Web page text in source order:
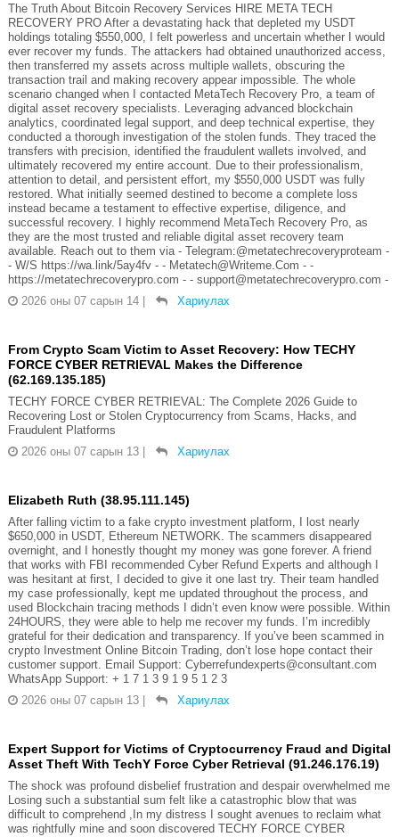
The Truth About Bitcoin Recovery Services HIRE META TECH
RECOVERY PRO After a devastating hack that depleted my USDT
holdings totaling $550,000, I felt powerless and uncertain whether I would
ever recover my funds. The attackers had obtained unauthorized access,
then transferred my assets across multiple wallets, obscuring the
transaction trail and making recovery appear impossible. The whole
scenario changed when I contacted MetaTech Recovery Pro, a team of
digital asset recovery specialists. Leveraging advanced blockchain
analytics, coordinated legal support, and deep technical expertise, they
conducted a thorough investigation of the stolen funds. They traced the
transfers with precision, identified the fraudulent wallets involved, and
ultimately recovered my entire account. Due to their professionalism,
attention to detail, and persistent effort, my $550,000 USDT was fully
restored. What initially seemed destined to become a complete loss
instead became a testament to effective expertise, diligence, and
successful recovery. I highly recommend MetaTech Recovery Pro, as
they are the most trusted and reliable digital asset recovery team
available. Reach out to them via - Telegram:@metatechrecoveryproteam -
- W/S https://wa.link/5ay4fv - - Metatech@Writeme.Com - -
https://metatechrecoverypro.com - - support@metatechrecoverypro.com -
2026 оны 07 сарын 14 | Хариулах
From Crypto Scam Victim to Asset Recovery: How TECHY
FORCE CYBER RETRIEVAL Makes the Difference
(62.169.135.185)
TECHY FORCE CYBER RETRIEVAL: The Complete 2026 Guide to
Recovering Lost or Stolen Cryptocurrency from Scams, Hacks, and
Fraudulent Platforms
2026 оны 07 сарын 13 | Хариулах
Elizabeth Ruth (38.95.111.145)
After falling victim to a fake crypto investment platform, I lost nearly
$650,000 in USDT, Ethereum NETWORK. The scammers disappeared
overnight, and I honestly thought my money was gone forever. A friend
that works with FBI recommended Cyber Refund Experts and although I
was hesitant at first, I decided to give it one last try. Their team handled
my case professionally, kept me updated throughout the process, and
used Blockchain tracing methods I didn’t even know were possible. Within
24HOURS, they were able to help me recover my funds. I’m incredibly
grateful for their dedication and transparency. If you’ve been scammed in
crypto Investment Online Bitcoin Trading, don’t lose hope contact their
customer support. Email Support: Cyberrefundexperts@consultant.com
WhatsApp Support: + 1 7 1 3 9 1 9 5 1 2 3
2026 оны 07 сарын 13 | Хариулах
Expert Support for Victims of Cryptocurrency Fraud and Digital
Asset Theft With TechY Force Cyber Retrieval (91.246.176.19)
The shock was profound disbelief frustration and despair overwhelmed me
Losing such a substantial sum felt like a catastrophic blow that was
difficult to comprehend ,In my distress I sought avenues to reclaim what
was rightfully mine and soon discovered TECHY FORCE CYBER